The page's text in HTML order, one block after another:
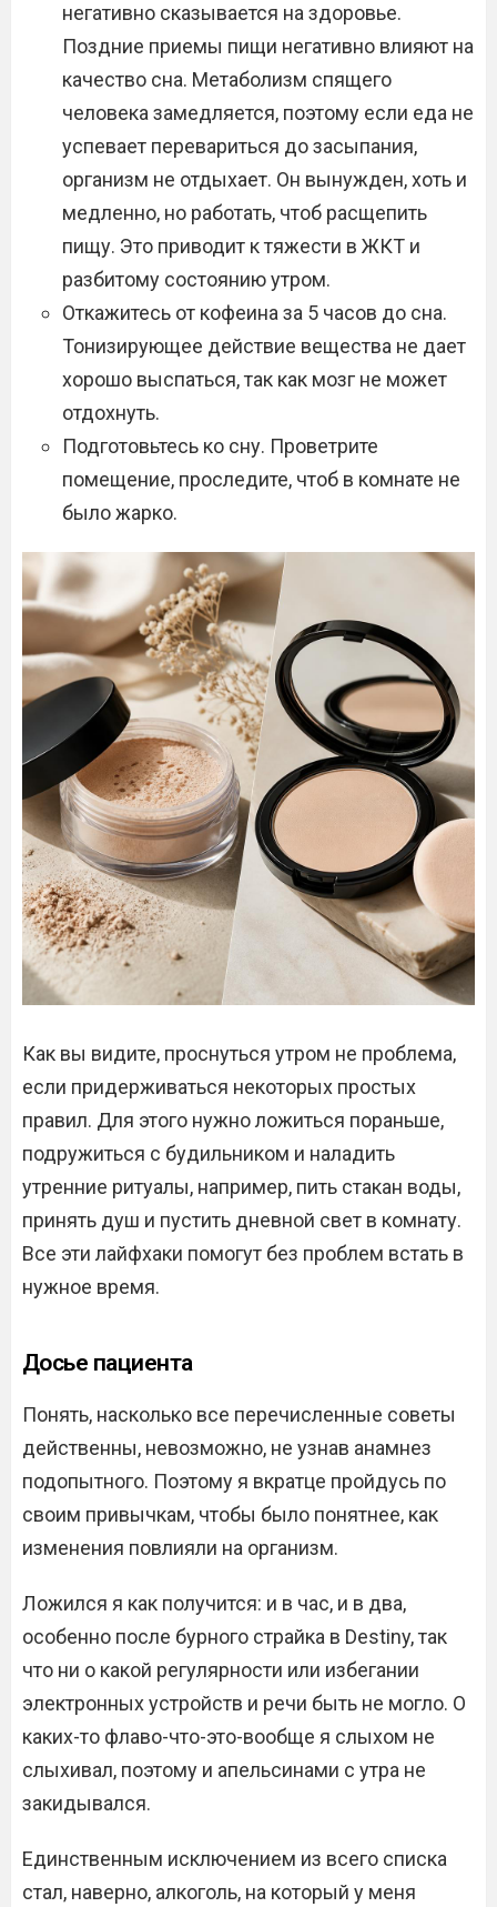
негативно сказывается на здоровье.
Поздние приемы пищи негативно влияют на
качество сна. Метаболизм спящего
человека замедляется, поэтому если еда не
успевает перевариться до засыпания,
организм не отдыхает. Он вынужден, хоть и
медленно, но работать, чтоб расщепить
пищу. Это приводит к тяжести в ЖКТ и
разбитому состоянию утром.
Откажитесь от кофеина за 5 часов до сна.
Тонизирующее действие вещества не дает
хорошо выспаться, так как мозг не может
отдохнуть.
Подготовьтесь ко сну. Проветрите
помещение, проследите, чтоб в комнате не
было жарко.
Как вы видите, проснуться утром не проблема,
если придерживаться некоторых простых
правил. Для этого нужно ложиться пораньше,
подружиться с будильником и наладить
утренние ритуалы, например, пить стакан воды,
принять душ и пустить дневной свет в комнату.
Все эти лайфхаки помогут без проблем встать в
нужное время.
Досье пациента
Понять, насколько все перечисленные советы
действенны, невозможно, не узнав анамнез
подопытного. Поэтому я вкратце пройдусь по
своим привычкам, чтобы было понятнее, как
изменения повлияли на организм.
Ложился я как получится: и в час, и в два,
особенно после бурного страйка в Destiny, так
что ни о какой регулярности или избегании
электронных устройств и речи быть не могло. О
каких-то флаво-что-это-вообще я слыхом не
слыхивал, поэтому и апельсинами с утра не
закидывался.
Единственным исключением из всего списка
стал, наверно, алкоголь, на который у меня